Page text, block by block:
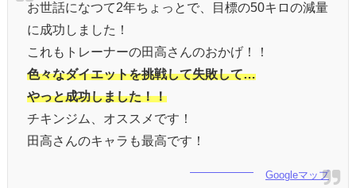
お世話になつて2年ちょっとで、目標の50キロの減量
に成功しました！
これもトレーナーの田高さんのおかげ！！
色々なダイエットを挑戦して失敗して…
やっと成功しました！！
チキンジム、オススメです！
田高さんのキャラも最高です！
Googleマップ